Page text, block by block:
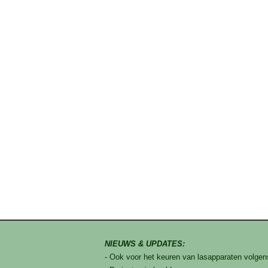
NIEUWS & UPDATES:
- Ook voor het keuren van lasapparaten